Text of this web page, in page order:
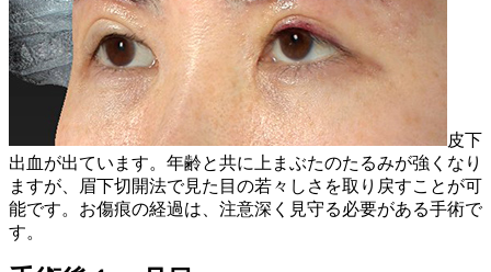
皮下
出血が出ています。年齢と共に上まぶたのたるみが強くなり
ますが、眉下切開法で見た目の若々しさを取り戻すことが可
能です。お傷痕の経過は、注意深く見守る必要がある手術で
す。